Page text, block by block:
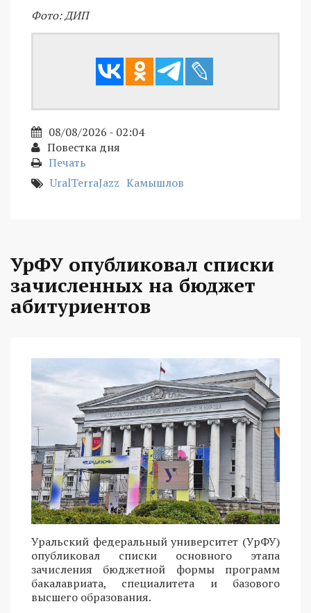
Фото: ДИП
08/08/2026 - 02:04
Повестка дня
Печать
UralTerraJazz Камышлов
УрФУ опубликовал списки
зачисленных на бюджет
абитуриентов
Уральский федеральный университет (УрФУ)
опубликовал списки основного этапа
зачисления бюджетной формы программ
бакалавриата, специалитета и базового
высшего образования.